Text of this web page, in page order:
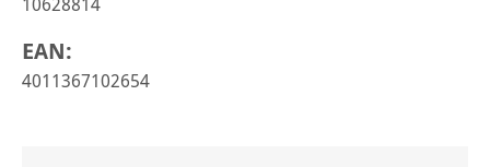
EAN:
4011367102654